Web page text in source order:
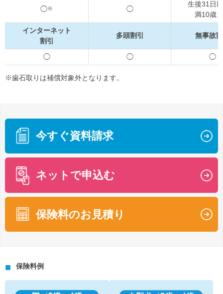
◯ ◯
生後31日
満10歳
インターネット
割引
多頭割引 無事故
◯ ◯ ◯
※歯石取りは補償対象外となります。
今すぐ資料請求
ネットで申込む
保険料のお見積り
保険料例